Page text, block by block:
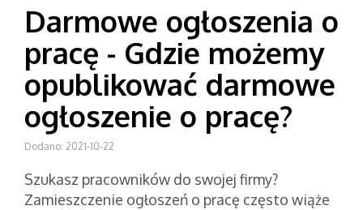
Darmowe ogłoszenia o
pracę - Gdzie możemy
opublikować darmowe
ogłoszenie o pracę?
Dodano: 2021-10-22
Szukasz pracowników do swojej firmy?
Zamieszczenie ogłoszeń o pracę często wiąże